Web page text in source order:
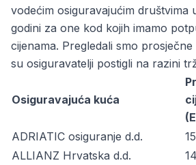
vodećim osiguravajućim društvima
godini za one kod kojih imamo
cijenama. Pregledali smo
su osiguravatelji postigli na razini
Osiguravajuća kuća
ADRIATIC osiguranje d.d.
ALLIANZ Hrvatska d.d.